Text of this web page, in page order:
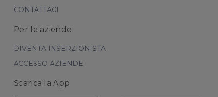
CONTATTACI
Per le aziende
DIVENTA INSERZIONISTA
ACCESSO AZIENDE
Scarica la App